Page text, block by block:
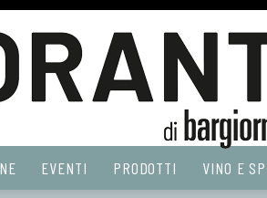
EVENTI PRODOTTI VINO E